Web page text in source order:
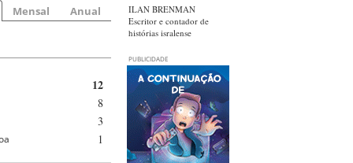
Mensal Anual
12
8
3
1
ILAN BRENMAN
Escritor e contador de
histórias isralense
PUBLICIDADE